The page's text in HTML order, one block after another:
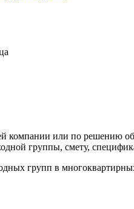
компании или по решению
группы, смету,
групп в